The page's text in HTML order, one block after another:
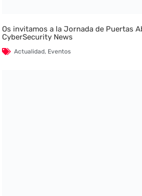
Os invitamos a la Jornada de Puertas
CyberSecurity News
Actualidad, Eventos